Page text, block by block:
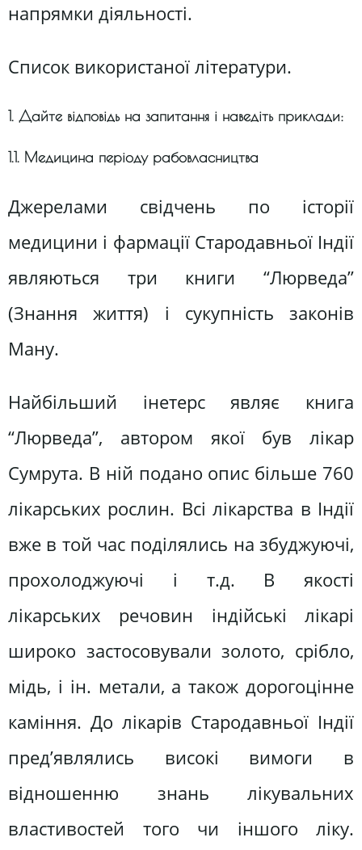
напрямки діяльності.
Список використаної літератури.
1. Дайте відповідь на запитання і наведіть приклади:
1.1. Медицина періоду рабовласництва
Джерелами свідчень по історії
медицини і фармації Стародавньої Індії
являються три книги “Люрведа”
(Знання життя) і сукупність законів
Ману.
Найбільший інетерс являє книга
“Люрведа”, автором якої був лікар
Сумрута. В ній подано опис більше 760
лікарських рослин. Всі лікарства в Індії
вже в той час поділялись на збуджуючі,
прохолоджуючі і т.д. В якості
лікарських речовин індійські лікарі
широко застосовували золото, срібло,
мідь, і ін. метали, а також дорогоцінне
каміння. До лікарів Стародавньої Індії
пред’являлись високі вимоги в
відношенню знань лікувальних
властивостей того чи іншого ліку.